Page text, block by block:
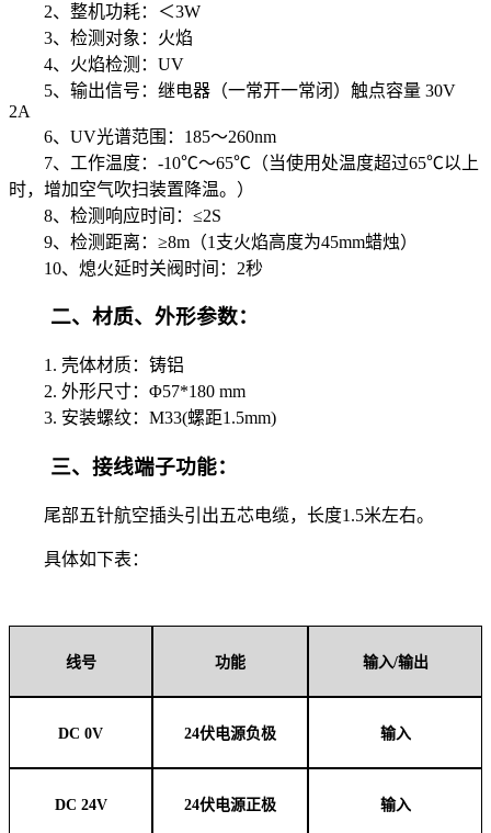
2、整机功耗：＜3W
3、检测对象：火焰
4、火焰检测：UV
5、输出信号：继电器（一常开一常闭）触点容量 30V
2A
6、UV光谱范围：185～260nm
7、工作温度：-10℃～65℃（当使用处温度超过65℃以上
时，增加空气吹扫装置降温。）
8、检测响应时间：≤2S
9、检测距离：≥8m（1支火焰高度为45mm蜡烛）
10、熄火延时关阀时间：2秒
二、材质、外形参数：
1. 壳体材质：铸铝
2. 外形尺寸：Φ57*180 mm
3. 安装螺纹：M33(螺距1.5mm)
三、接线端子功能：
尾部五针航空插头引出五芯电缆，长度1.5米左右。
具体如下表：
线号 功能 输入/输出
DC 0V 24伏电源负极 输入
DC 24V 24伏电源正极 输入